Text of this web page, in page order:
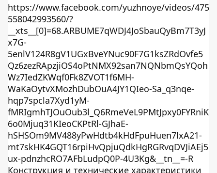
https://www.facebook.com/yuzhnoye/videos/475
558042993560/?
__xts__[0]=68.ARBUME7qWDJ4JoSbauQyBm7T3yJ
x7G-
5enlV124R8gV1UGxBveYNuc90F7G1ksZRdOvfe5
Qz6zezRApzjiOS4oPtNMX92san7NQNbmQsYQoh
Wz7IedZKWqf0Fk8ZVOT1f6MH-
WaKaOytvXMozhDubOuA4JY1QIeo-Sa_q3nqe-
hqp7spcla7Xyd1yM-
fMRIgmhTJOuOub3l_Q6RmeVeL9PMtJpxy0FYRniK
6o0Mjuq31KIeoCKPtRl-GJhaE-
hSHSOm9MV488yPwHdtb4kHdFpuHuen7lxA21-
mt7skHK4GQT16rpiHvQpjuQdkHgRGRvqDVJiAEj5
ux-pdnzhcRO7AFbLudpQ0P-4U3Kg&__tn__=-R
Конструкция и технические характеристики